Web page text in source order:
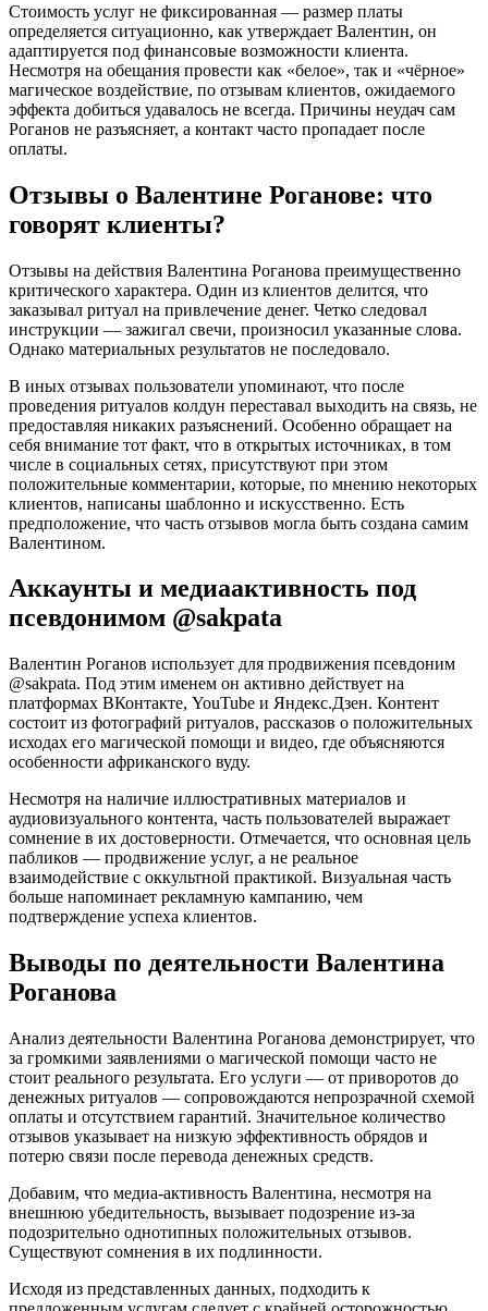
Стоимость услуг не фиксированная — размер платы
определяется ситуационно, как утверждает Валентин, он
адаптируется под финансовые возможности клиента.
Несмотря на обещания провести как «белое», так и «чёрное»
магическое воздействие, по отзывам клиентов, ожидаемого
эффекта добиться удавалось не всегда. Причины неудач сам
Роганов не разъясняет, а контакт часто пропадает после
оплаты.
Отзывы о Валентине Роганове: что
говорят клиенты?
Отзывы на действия Валентина Роганова преимущественно
критического характера. Один из клиентов делится, что
заказывал ритуал на привлечение денег. Четко следовал
инструкции — зажигал свечи, произносил указанные слова.
Однако материальных результатов не последовало.
В иных отзывах пользователи упоминают, что после
проведения ритуалов колдун переставал выходить на связь, не
предоставляя никаких разъяснений. Особенно обращает на
себя внимание тот факт, что в открытых источниках, в том
числе в социальных сетях, присутствуют при этом
положительные комментарии, которые, по мнению некоторых
клиентов, написаны шаблонно и искусственно. Есть
предположение, что часть отзывов могла быть создана самим
Валентином.
Аккаунты и медиаактивность под
псевдонимом @sakpata
Валентин Роганов использует для продвижения псевдоним
@sakpata. Под этим именем он активно действует на
платформах ВКонтакте, YouTube и Яндекс.Дзен. Контент
состоит из фотографий ритуалов, рассказов о положительных
исходах его магической помощи и видео, где объясняются
особенности африканского вуду.
Несмотря на наличие иллюстративных материалов и
аудиовизуального контента, часть пользователей выражает
сомнение в их достоверности. Отмечается, что основная цель
пабликов — продвижение услуг, а не реальное
взаимодействие с оккультной практикой. Визуальная часть
больше напоминает рекламную кампанию, чем
подтверждение успеха клиентов.
Выводы по деятельности Валентина
Роганова
Анализ деятельности Валентина Роганова демонстрирует, что
за громкими заявлениями о магической помощи часто не
стоит реального результата. Его услуги — от приворотов до
денежных ритуалов — сопровождаются непрозрачной схемой
оплаты и отсутствием гарантий. Значительное количество
отзывов указывает на низкую эффективность обрядов и
потерю связи после перевода денежных средств.
Добавим, что медиа-активность Валентина, несмотря на
внешнюю убедительность, вызывает подозрение из-за
подозрительно однотипных положительных отзывов.
Существуют сомнения в их подлинности.
Исходя из представленных данных, подходить к